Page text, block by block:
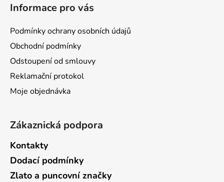
Informace pro vás
Podmínky ochrany osobních údajů
Obchodní podmínky
Odstoupení od smlouvy
Reklamační protokol
Moje objednávka
Zákaznická podpora
Kontakty
Dodací podmínky
Zlato a puncovní značky